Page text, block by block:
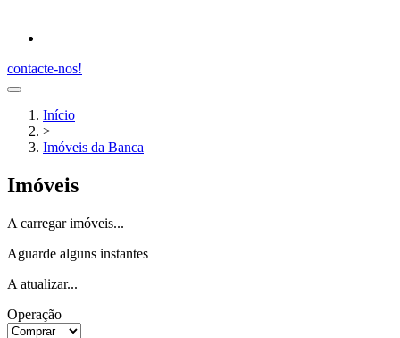
contacte-nos!
Início
>
Imóveis da Banca
Imóveis
A carregar imóveis...
Aguarde alguns instantes
A atualizar...
Operação